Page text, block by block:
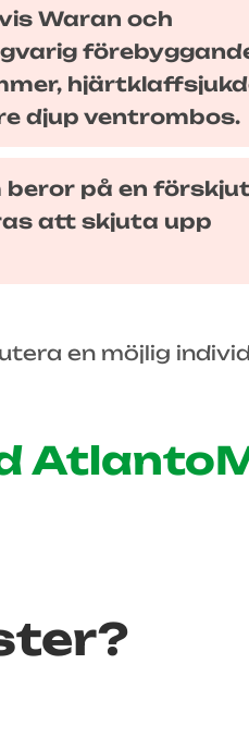
Waran och
djup ventrombos.
på en
att skjuta upp
en möjlig